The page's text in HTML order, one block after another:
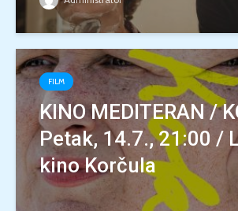
FILM
KINO MEDITERAN /
Petak, 14.7., 21:00 /
kino Korčula